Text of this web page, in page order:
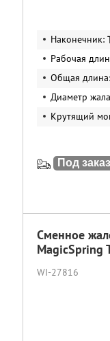
Наконечник:
Рабочая
Общая
Диаметр
Крутящий
Под заказ
Сменное
MagicSpring
WI-27816